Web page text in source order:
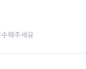
해주세요